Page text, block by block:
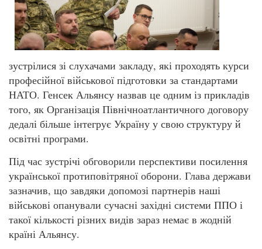
зустрілися зі слухачами закладу, які проходять курси
професійної військової підготовки за стандартами
НАТО. Генсек Альянсу назвав це одним із прикладів
того, як Організація Північноатлантичного договору
дедалі більше інтегрує Україну у свою структуру й
освітні програми.
Під час зустрічі обговорили перспективи посилення
української протиповітряної оборони. Глава держави
зазначив, що завдяки допомозі партнерів наші
військові опанували сучасні західні системи ППО і
такої кількості різних видів зараз немає в жодній
країні Альянсу.